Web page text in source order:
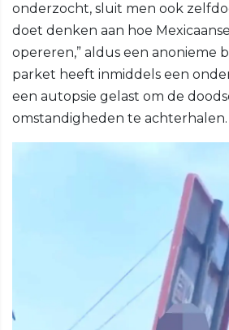
onderzocht, sluit men ook
doet denken aan hoe
opereren,” aldus een anonieme
parket heeft inmiddels een
een autopsie gelast om de
omstandigheden te achterhalen.